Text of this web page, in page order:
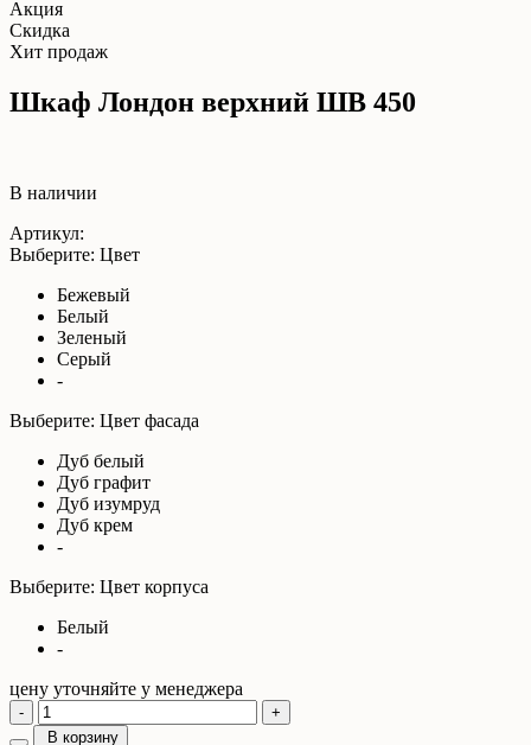
Акция
Скидка
Хит продаж
Шкаф Лондон верхний ШВ 450
В наличии
Артикул:
Выберите: Цвет
Бежевый
Белый
Зеленый
Серый
-
Выберите: Цвет фасада
Дуб белый
Дуб графит
Дуб изумруд
Дуб крем
-
Выберите: Цвет корпуса
Белый
-
цену уточняйте у менеджера
-
+
В корзину